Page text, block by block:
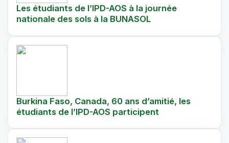
Les étudiants de l’IPD-AOS à la journée
nationale des sols à la BUNASOL
Burkina Faso, Canada, 60 ans d’amitié, les
étudiants de l’IPD-AOS participent